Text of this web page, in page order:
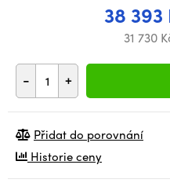
38 393
31 730
- +
Přidat do porovnání
Historie ceny